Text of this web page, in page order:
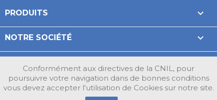
Conformément aux directives de la CNIL, pour
poursuivre votre navigation dans de bonnes conditions
vous devez accepter l'utilisation de Cookies sur notre site.
PRODUITS 
NOTRE SOCIÉTÉ 
INFORMATIONS